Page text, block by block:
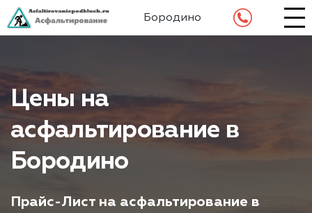
Бородино
Цены на
асфальтирование в
Бородино
Прайс-Лист на асфальтирование в